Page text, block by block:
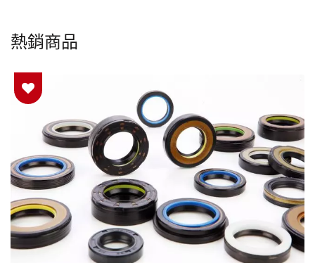
熱銷商品